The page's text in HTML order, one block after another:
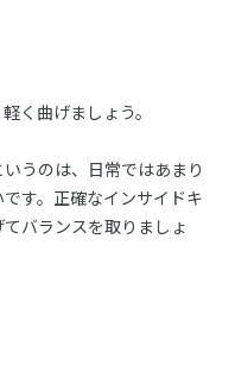
く曲げましょう。
うのは、日常ではあまり
す。正確なインサイドキ
バランスを取りましょ